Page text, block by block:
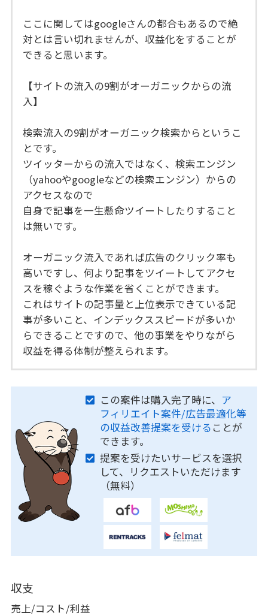
ここに関してはgoogleさんの都合もあるので絶
対とは言い切れませんが、収益化をすることが
できると思います。
【サイトの流入の9割がオーガニックからの流
入】
検索流入の9割がオーガニック検索からというこ
とです。
ツイッターからの流入ではなく、検索エンジン
（yahooやgoogleなどの検索エンジン）からの
アクセスなので
自身で記事を一生懸命ツイートしたりすること
は無いです。
オーガニック流入であれば広告のクリック率も
高いですし、何より記事をツイートしてアクセ
スを稼ぐような作業を省くことができます。
これはサイトの記事量と上位表示できている記
事が多いこと、インデックススピードが多いか
らできることですので、他の事業をやりながら
収益を得る体制が整えられます。
この案件は購入完了時に、 ア
フィリエイト案件/広告最適化等
の収益改善提案を受ける ことが
できます。
提案を受けたいサービスを選択
して、リクエストいただけます
（無料）
収支
売上/コスト/利益